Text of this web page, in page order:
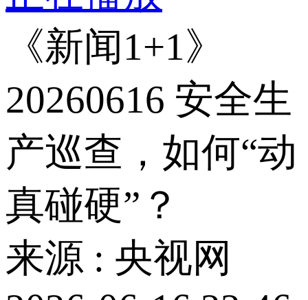
《新闻1+1》
20260616 安全生
产巡查，如何“动
真碰硬”？
来源 : 央视网